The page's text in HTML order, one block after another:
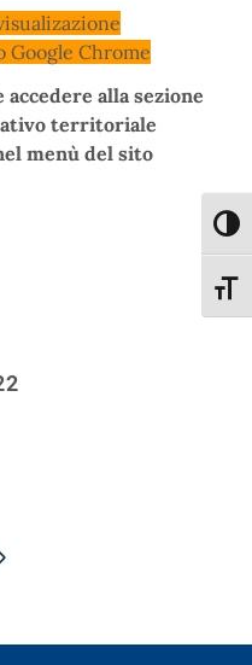
Google Chrome
alla sezione
territoriale
menù del sito